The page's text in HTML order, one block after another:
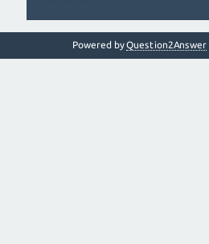
Powered byQuestion2Answer